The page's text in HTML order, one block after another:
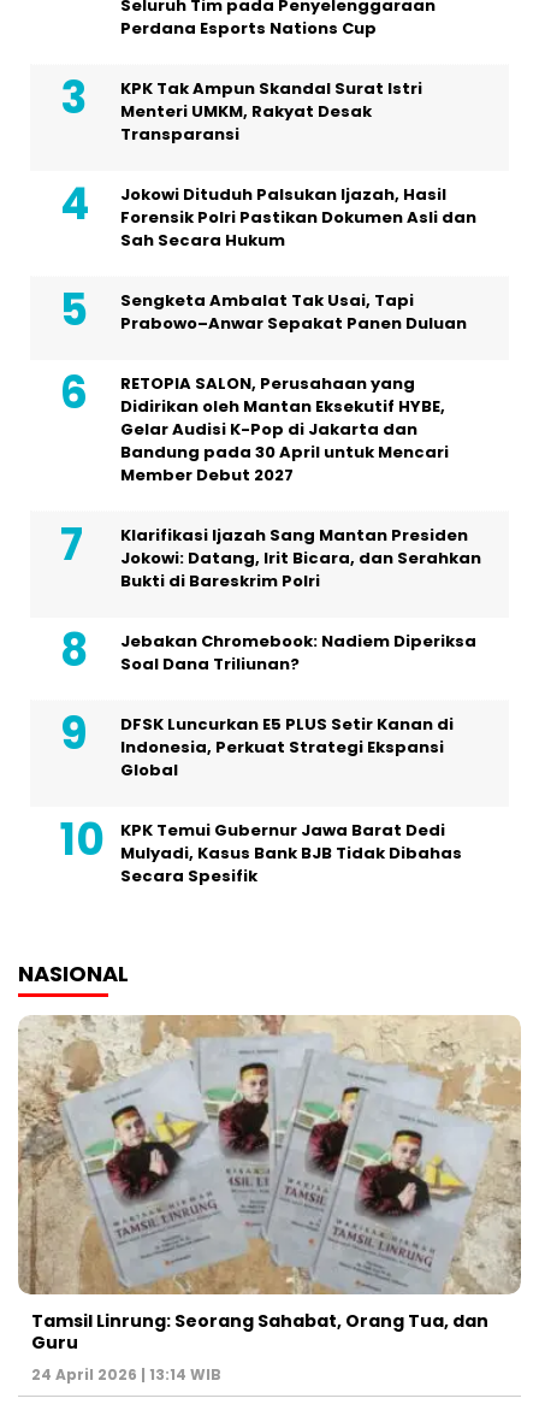
Seluruh Tim pada Penyelenggaraan
Perdana Esports Nations Cup
KPK Tak Ampun Skandal Surat Istri
Menteri UMKM, Rakyat Desak
Transparansi
Jokowi Dituduh Palsukan Ijazah, Hasil
Forensik Polri Pastikan Dokumen Asli dan
Sah Secara Hukum
Sengketa Ambalat Tak Usai, Tapi
Prabowo–Anwar Sepakat Panen Duluan
RETOPIA SALON, Perusahaan yang
Didirikan oleh Mantan Eksekutif HYBE,
Gelar Audisi K-Pop di Jakarta dan
Bandung pada 30 April untuk Mencari
Member Debut 2027
Klarifikasi Ijazah Sang Mantan Presiden
Jokowi: Datang, Irit Bicara, dan Serahkan
Bukti di Bareskrim Polri
Jebakan Chromebook: Nadiem Diperiksa
Soal Dana Triliunan?
DFSK Luncurkan E5 PLUS Setir Kanan di
Indonesia, Perkuat Strategi Ekspansi
Global
KPK Temui Gubernur Jawa Barat Dedi
Mulyadi, Kasus Bank BJB Tidak Dibahas
Secara Spesifik
NASIONAL
Tamsil Linrung: Seorang Sahabat, Orang Tua, dan
Guru
24 April 2026 | 13:14 WIB